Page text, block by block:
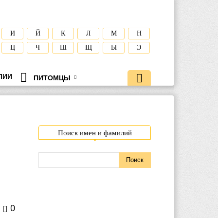
И Й К Л М
Н
Ц
Ч Ш Щ Ы Э
ПИТОМЦЫ
0
Поиск имен и фамилий